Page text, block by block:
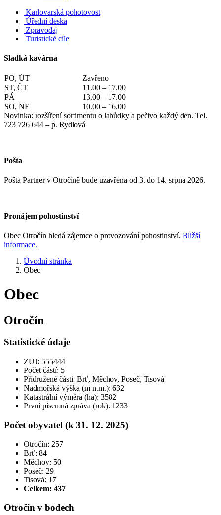
Karlovarská pohotovost
Úřední deska
Zpravodaj
Turistické cíle
Sladká kavárna
PO, ÚT
Zavřeno
ST, ČT
11.00 – 17.00
PÁ
13.00 – 17.00
SO, NE
10.00 – 16.00
Novinka: rozšíření sortimentu o lahůdky a pečivo každý den. Tel.
723 726 644 – p. Rydlová
Pošta
Pošta Partner v Otročíně bude uzavřena od 3. do 14. srpna 2026.
Pronájem pohostinství
Obec Otročín hledá zájemce o provozování pohostinství. Bližší
informace.
Úvodní stránka
Obec
Obec
Otročín
Statistické údaje
ZUJ: 555444
Počet částí: 5
Přidružené části: Brť, Měchov, Poseč, Tisová
Nadmořská výška (m n.m.): 632
Katastrální výměra (ha): 3582
První písemná zpráva (rok): 1233
Počet obyvatel (k 31. 12. 2025)
Otročín: 257
Brť: 84
Měchov: 50
Poseč: 29
Tisová: 17
Celkem: 437
Otročín v bodech